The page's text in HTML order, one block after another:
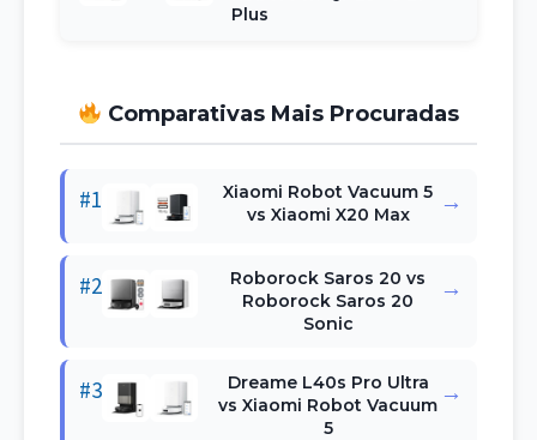
Plus
Comparativas Mais Procuradas
#1
Xiaomi Robot Vacuum 5
vs Xiaomi X20 Max
→
#2
Roborock Saros 20 vs
Roborock Saros 20
Sonic
→
#3
Dreame L40s Pro Ultra
vs Xiaomi Robot Vacuum
5
→